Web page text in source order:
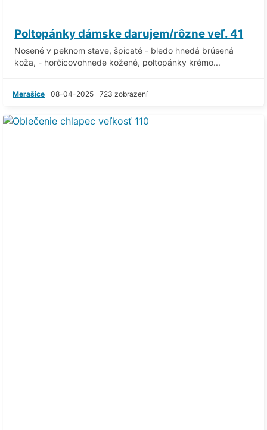
Poltopánky dámske darujem/rôzne veľ. 41
Nosené v peknom stave, špicaté - bledo hnedá brúsená
koža, - horčicovohnede kožené, poltopánky krémo...
Merašice 08-04-2025 723 zobrazení